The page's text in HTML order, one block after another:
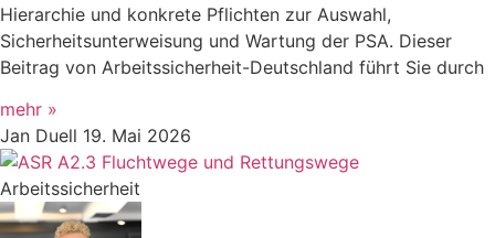
Hierarchie und konkrete Pflichten zur Auswahl,
Sicherheitsunterweisung und Wartung der PSA. Dieser
Beitrag von Arbeitssicherheit-Deutschland führt Sie durch
mehr »
Jan Duell 19. Mai 2026
Arbeitssicherheit